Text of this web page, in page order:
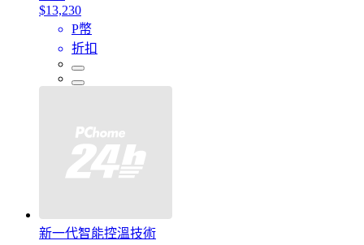
$13,230
P幣
折扣
新一代智能控溫技術